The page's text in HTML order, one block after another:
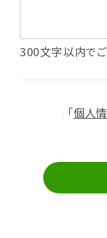
・投稿したク
・メールマガ
（2）ユーザ
せの内容確
・当サービ
300文字以内で
「個人